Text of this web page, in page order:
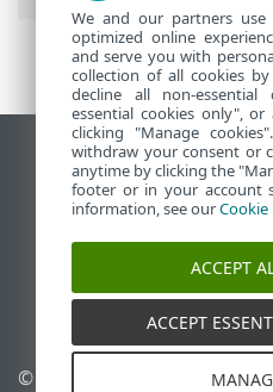
Zobraziť stránku ako
End of Life
Databáza znalostí ESET
ESET Fórum
ESET Status Portal
Technická podpora
© 1992 - 2025 ESET,
We and our partners
optimized online
and serve you with
collection of all cookies
decline all non-essential
essential cookies only",
clicking "Manage
withdraw your consent or
anytime by clicking the
footer or in your account
information, see ourCookie
ACCEPT
ACCEPT